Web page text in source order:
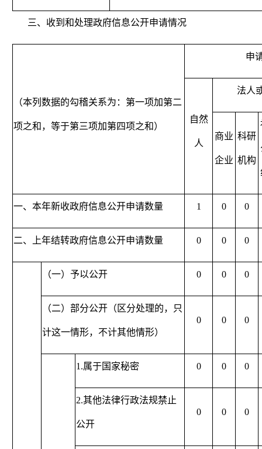
三、收到和处理政府信息公开申请情况
（本列数据的勾稽关系为：第一项加第二
项之和，等于第三项加第四项之和）
申
自然
人
法人
商业
企业
科研
机构
一、本年新收政府信息公开申请数量 1 0 0
二、上年结转政府信息公开申请数量 0 0 0
（一）予以公开 0 0 0
（二）部分公开（区分处理的，只
计这一情形，不计其他情形）
0 0 0
1.属于国家秘密 0 0 0
2.其他法律行政法规禁止
公开
0 0 0